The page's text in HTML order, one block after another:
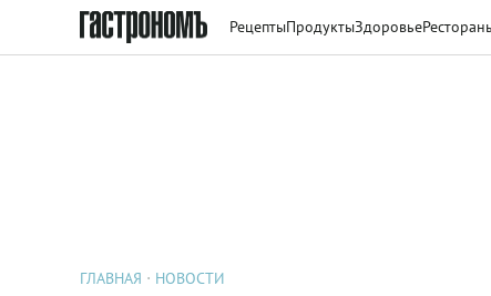
РецептыПродуктыЗдоровье
ГЛАВНАЯ НОВОСТИ